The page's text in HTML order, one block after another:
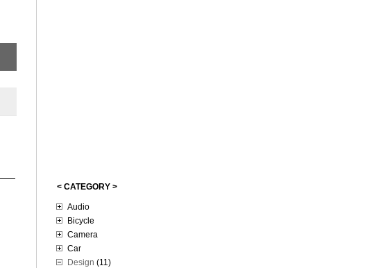
< CATEGORY >
Audio
Bicycle
Camera
Car
Design (11)